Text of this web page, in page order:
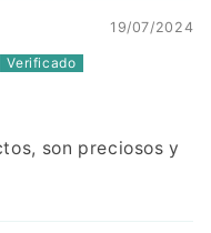
19/07/2024
son preciosos y